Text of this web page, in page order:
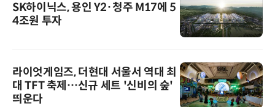
SK하이닉스, 용인 Y2·청주 M17에 5
4조원 투자
라이엇게임즈, 더현대 서울서 역대 최
대 TFT 축제…신규 세트 '신비의 숲'
띄운다